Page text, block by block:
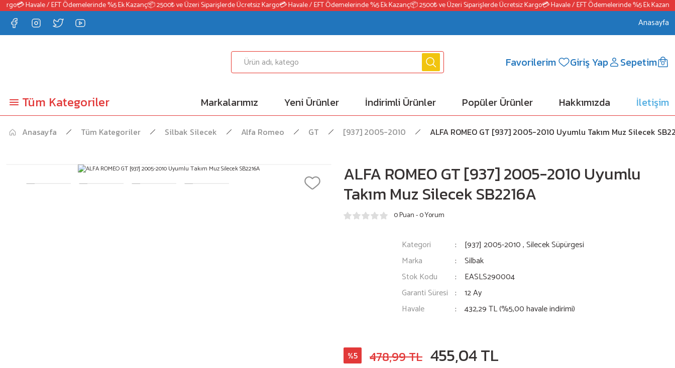
💳 Havale / EFT Ödemelerinde %5 Ek Kazanç📦 2500₺ ve Üzeri Siparişlerde Ücretsiz Kargo💳 Havale / EFT Ödemelerinde %5 Ek Kazanç📦 2500₺ ve Üzeri Siparişlerde Ücretsiz Kargo💳 Havale / EFT Ödemelerinde %5 Ek Kazanç
Anasayfa
Favorilerim Giriş Yap Sepetim 0
Tüm Kategoriler Markalarımız Yeni Ürünler İndirimli Ürünler Popüler Ürünler Hakkımızda İletişim
Anasayfa Tüm Kategoriler Silbak Silecek Alfa Romeo GT [937] 2005-2010 ALFA ROMEO GT [937] 2005-2010 Uyumlu Takım Muz Silecek
ALFA ROMEO GT [937] 2005-2010 Uyumlu
Takım Muz Silecek SB2216A
0 Puan - 0 Yorum
Kategori [937] 2005-2010,Silecek Süpürgesi
Marka
Silbak
Stok Kodu
EASLS290004
Garanti Süresi
12 Ay
Havale
432,29 TL (%5,00 havale indirimi)
%5 478,99 TL 455,04 TL